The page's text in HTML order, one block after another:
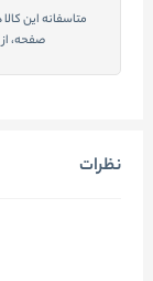
متاسفانه این
صفحه،
نظرات